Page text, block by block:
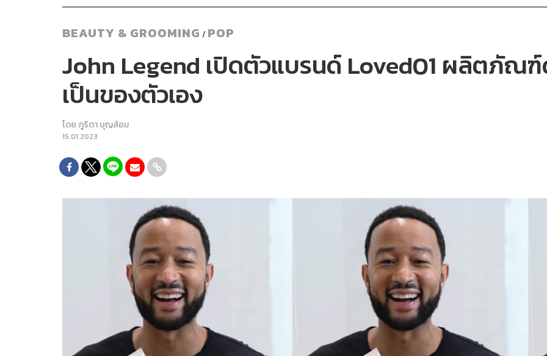
BEAUTY & GROOMING / POP
John Legend เปิดตัวแบรนด์ Loved01 ผลิตภัณ
เป็นของตัวเอง
โดย ภูริตา บุญล้อม
15.01.2023